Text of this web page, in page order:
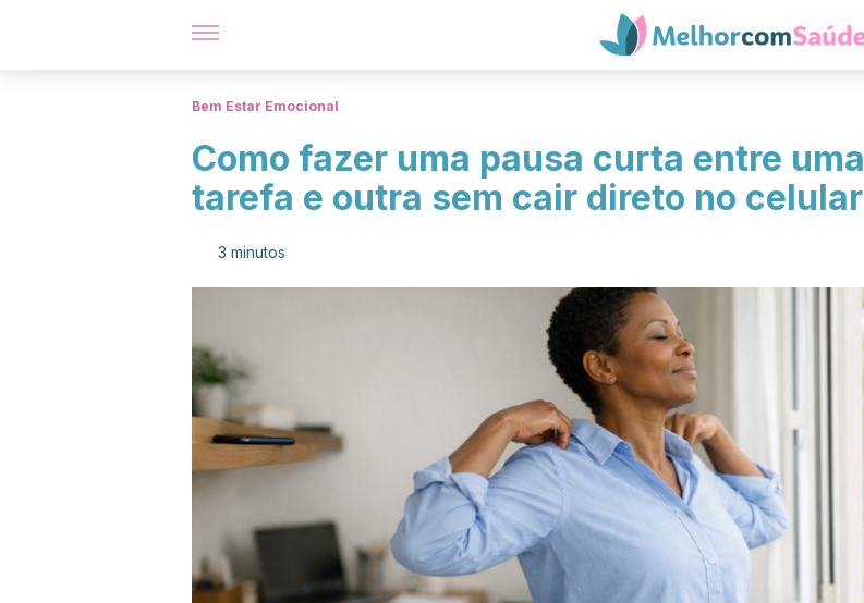
Bem Estar Emocional
Como fazer uma pausa curta entre uma
tarefa e outra sem cair direto no celular
3 minutos